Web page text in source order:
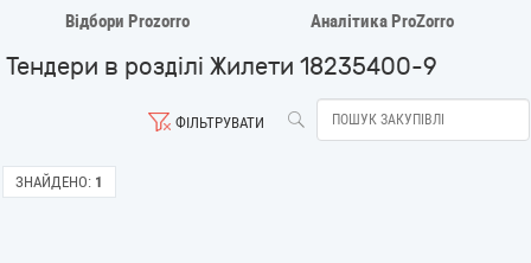
Відбори Prozorro Аналітика ProZorro
Тендери в розділі Жилети 18235400-9
ФІЛЬТРУВАТИ
ЗНАЙДЕНО: 1